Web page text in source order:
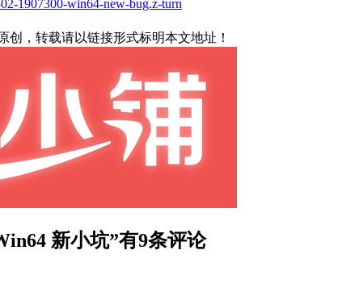
1907300-win64-new-bug.z-turn
创，转载请以链接形式标明本文地址！
新小坑”有9条评论